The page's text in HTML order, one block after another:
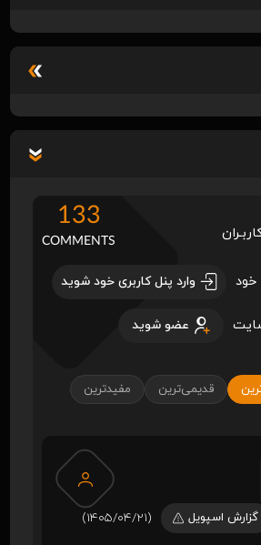
133
COMMENTS
خود وارد پنل کاربری خود شوید
عضو شوید
قدیمی‌ترین مفیدترین
گزارش اسپویل (1405/04/21)